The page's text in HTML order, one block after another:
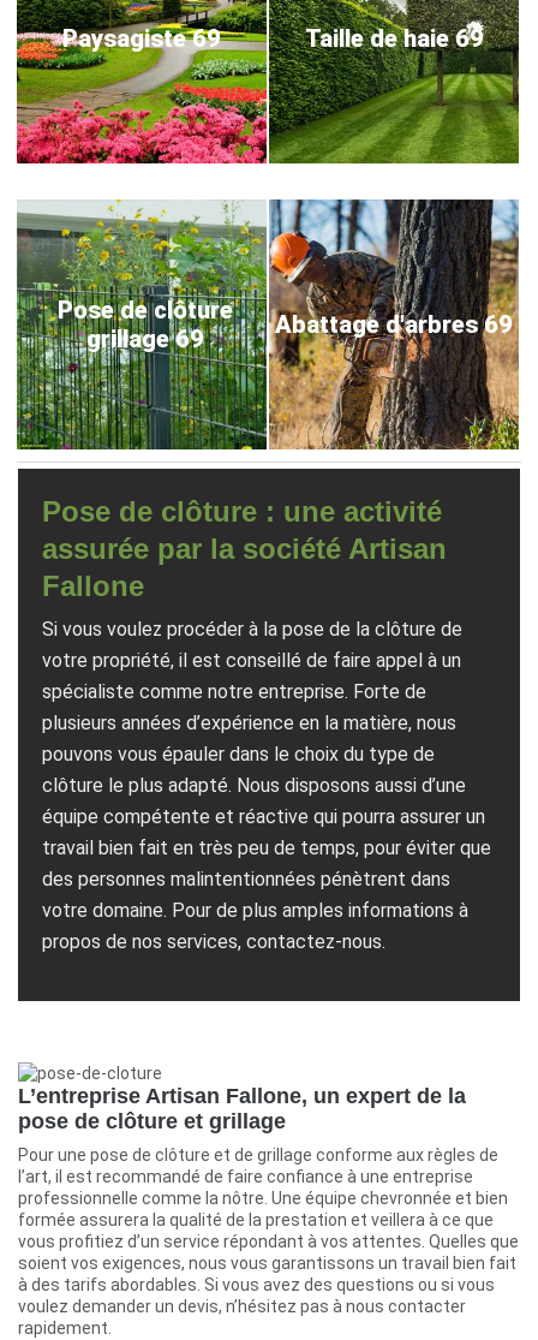
Paysagiste 69 Taille de haie 69
Pose de clôture
grillage 69
Abattage d'arbres 69
Pose de clôture : une activité
assurée par la société Artisan
Fallone
Si vous voulez procéder à la pose de la clôture de
votre propriété, il est conseillé de faire appel à un
spécialiste comme notre entreprise. Forte de
plusieurs années d’expérience en la matière, nous
pouvons vous épauler dans le choix du type de
clôture le plus adapté. Nous disposons aussi d’une
équipe compétente et réactive qui pourra assurer un
travail bien fait en très peu de temps, pour éviter que
des personnes malintentionnées pénètrent dans
votre domaine. Pour de plus amples informations à
propos de nos services, contactez-nous.
L’entreprise Artisan Fallone, un expert de la
pose de clôture et grillage
Pour une pose de clôture et de grillage conforme aux règles de
l’art, il est recommandé de faire confiance à une entreprise
professionnelle comme la nôtre. Une équipe chevronnée et bien
formée assurera la qualité de la prestation et veillera à ce que
vous profitiez d’un service répondant à vos attentes. Quelles que
soient vos exigences, nous vous garantissons un travail bien fait
à des tarifs abordables. Si vous avez des questions ou si vous
voulez demander un devis, n’hésitez pas à nous contacter
rapidement.